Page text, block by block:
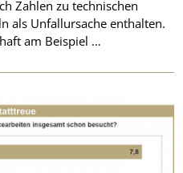
Zahlen zu technischen
als Unfallursache enthalten.
am Beispiel …